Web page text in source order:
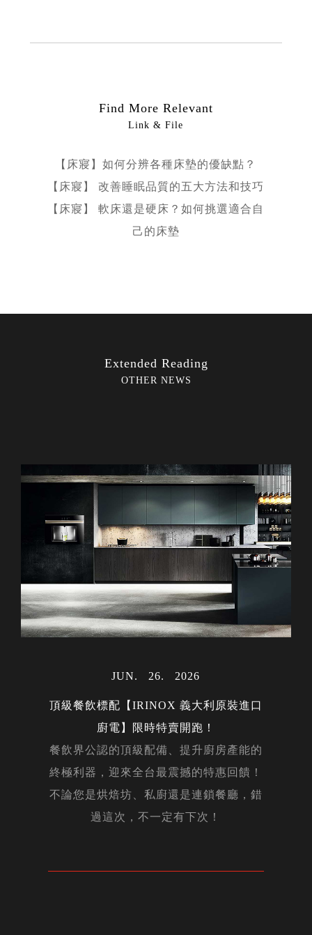
Find More Relevant
Link & File
【床寢】如何分辨各種床墊的優缺點？
【床寢】 改善睡眠品質的五大方法和技巧
【床寢】 軟床還是硬床？如何挑選適合自
己的床墊
Extended Reading
OTHER NEWS
JUN 26 2026
頂級餐飲標配【IRINOX 義大利原裝進口
廚電】限時特賣開跑！
餐飲界公認的頂級配備、提升廚房產能的
終極利器，迎來全台最震撼的特惠回饋！
不論您是烘焙坊、私廚還是連鎖餐廳，錯
過這次，不一定有下次！
JUN 22 2026
APR 24 2026
JAN 05 2026
OCT 30 2025
JAN 17 2025
MAY 22 2024
MAY 06 2024
APR 26 2024
MAR 2024
MAR 19 2024
FEB 27 2024
FEB 01 2024
JAN 17 2024
DEC 14
2023
NOV 29 2023
NOV 01 2023
AUG 04 2023
JUL 27 2023
APR 24 2023
APR 20 2023
JAN 31 2023
JAN 10 2023
DEC 15
2022
NOV 21 2022
OCT 14 2022
AUG 27 2022
MAY
12 2022
APR 08 2020
FEB 14 2020
DEC 23 2019
NOV 20 2019
OCT 16 2019
JUN 20 2019
MAY 20 2019
DEC 12 2018